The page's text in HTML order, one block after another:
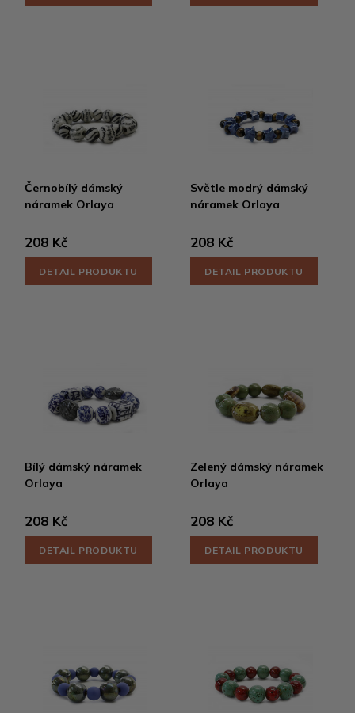
Černobílý dámský
náramek Orlaya
208 Kč
DETAIL PRODUKTU
Světle modrý dámský
náramek Orlaya
208 Kč
DETAIL PRODUKTU
Bílý dámský náramek
Orlaya
208 Kč
DETAIL PRODUKTU
Zelený dámský náramek
Orlaya
208 Kč
DETAIL PRODUKTU